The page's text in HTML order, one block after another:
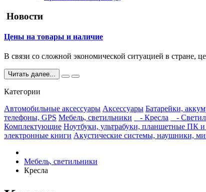
Новости
Цены на товары и наличие
В связи со сложной экономической ситуацией в стране,
Читать далее...
Категории
Автомобильные аксессуары Аксессуары Батарейки,
телефоны, GPS Мебель, светильники - Кресла -
Комплектующие Ноутбуки, ультрабуки, планшетные ПК и
электронные книги Акустические системы, наушники,
Мебель, светильники
Кресла